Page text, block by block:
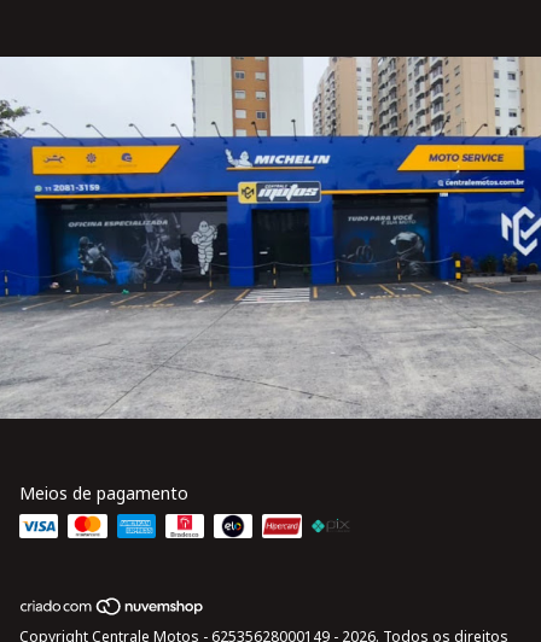
Meios de pagamento
Copyright Centrale Motos - 62535628000149 - 2026. Todos os direitos